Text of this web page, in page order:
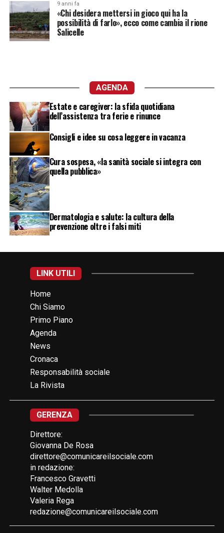
9 anni fa
«Chi desidera mettersi in gioco qui ha la
possibilità di farlo», ecco come cambia il rione
Salicelle
AGENDA
Estate e caregiver: la sfida quotidiana
dell’assistenza tra ferie e rinunce
Consigli e idee su cosa leggere in vacanza
Cura sospesa, «la sanità sociale si integra con
quella pubblica»
Dermatologia e salute: la cultura della
prevenzione oltre i falsi miti
LINK UTILI
Home
Chi Siamo
Primo Piano
Agenda
News
Cronaca
Responsabilità sociale
La Rivista
GERENZA
Direttore:
Giovanna De Rosa
direttore@comunicareilsociale.com
in redazione:
Francesco Gravetti
Walter Medolla
Valeria Rega
redazione@comunicareilsociale.com